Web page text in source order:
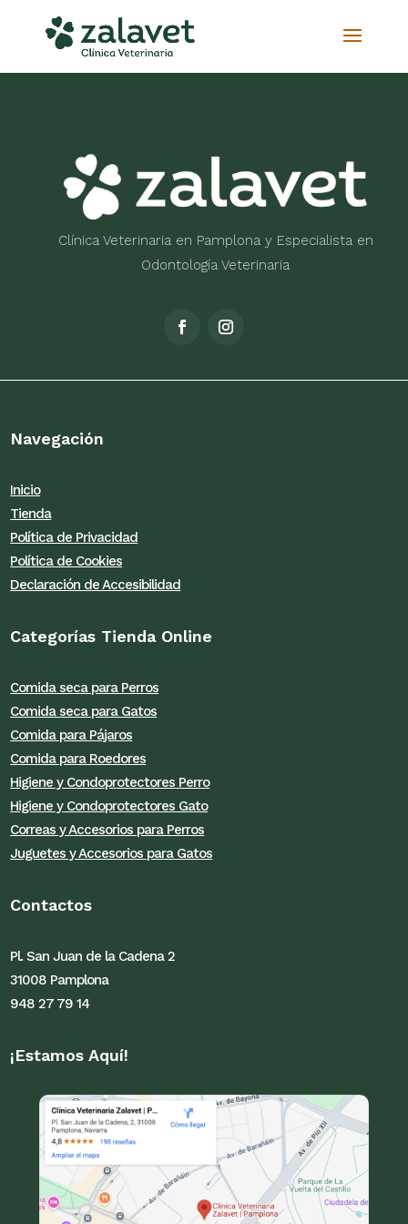
Clínica Veterinaria en Pamplona y Especialista en
Odontología Veterinaria
Navegación
Inicio
Tienda
Política de Privacidad
Política de Cookies
Declaración de Accesibilidad
Categorías Tienda Online
Comida seca para Perros
Comida seca para Gatos
Comida para Pájaros
Comida para Roedores
Higiene y Condoprotectores Perro
Higiene y Condoprotectores Gato
Correas y Accesorios para Perros
Juguetes y Accesorios para Gatos
Contactos
Pl. San Juan de la Cadena 2
31008 Pamplona
948 27 79 14
¡Estamos Aquí!